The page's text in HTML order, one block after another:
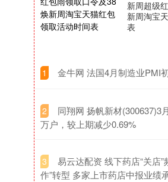
新周超级
新周淘宝
表
1 金牛网 法国4月制造业PMI
2
同翔网 扬帆新材(300637)3
万户，较上期减少0.69%
3
易云达配资 线下药店“关店”
作”转型 多家上市药店中报业绩